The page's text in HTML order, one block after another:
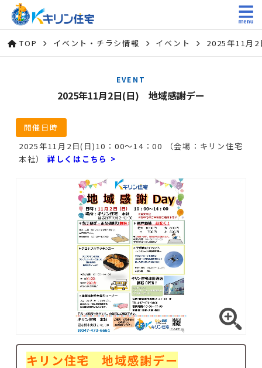
TOP イベント・チラシ情報 イベント 2025年11月
EVENT
2025年11月2日(日) 地域感謝デー
開催日時
2025年11月2日(日)10：00～14：00 （会場：キリン住宅
本社） 詳しくはこちら >
キリン住宅 地域感謝デー